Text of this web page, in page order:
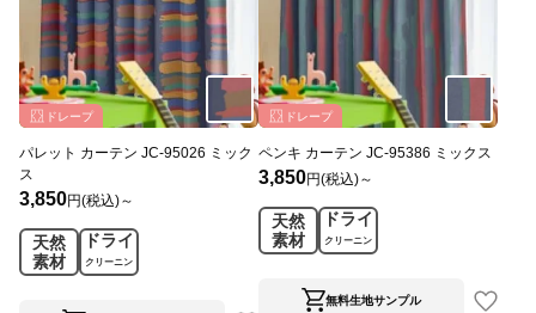
ドレープ
パレット カーテン JC-95026 ミック
ス
3,850円(税込)～
天然
素材
ドライ
クリーニン
ドレープ
ペンキ カーテン JC-95386 ミックス
3,850円(税込)～
天然
素材
ドライ
クリーニン
無料生地サンプル